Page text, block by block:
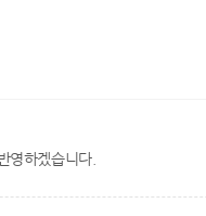
영하겠습니다.